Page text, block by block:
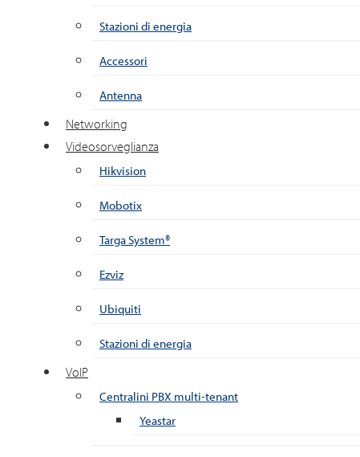
Stazioni di energia
Accessori
Antenna
Networking
Videosorveglianza
Hikvision
Mobotix
Targa System®
Ezviz
Ubiquiti
Stazioni di energia
VoIP
Centralini PBX multi-tenant
Yeastar